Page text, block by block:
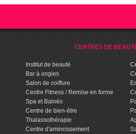
CENTRES DE
Institut de beauté
Bar à ongles
Salon de coiffure
Centre Fitness / Remise en forme
Spa et Balnéo
Centre de bien-être
Thalassothérapie
Centre d'amincissement